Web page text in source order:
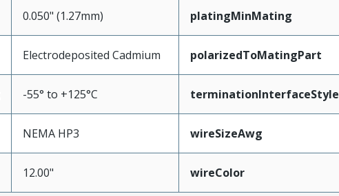
0.050" (1.27mm) platingMinMating
Electrodeposited Cadmium polarizedToMatingPart
-55° to +125°C terminationInterfaceStyle
NEMA HP3 wireSizeAwg
12.00" wireColor